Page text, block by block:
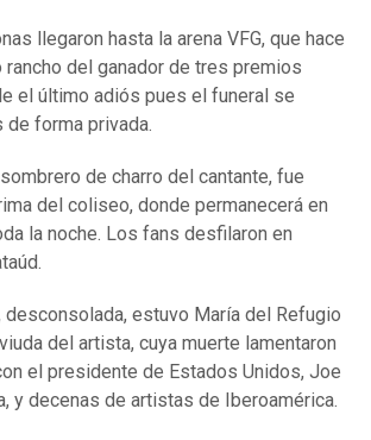
llegaron hasta la arena VFG, que hace
del ganador de tres premios
el último adiós pues el funeral se
de forma privada.
de charro del cantante, fue
del coliseo, donde permanecerá en
la noche. Los fans desfilaron en
desconsolada, estuvo María del Refugio
del artista, cuya muerte lamentaron
el presidente de Estados Unidos, Joe
y decenas de artistas de Iberoamérica.